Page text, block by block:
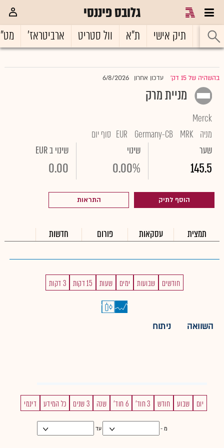
גלובס פיננסי
ראשי תיק אישי ת"א וול סטריט ארביטראז'
בהשהיה של 15 דק' עדכון אחרון 6/8/2026
מניית מרק
Merck
מניה MRK
Germany-CB
EUR סוף יום
שער
145.5
שינוי
0.00%
שינוי ב EUR
0.00
הוסף לתיק התראות
תמצית עסקאות פורום חדשות
חודשים שבועות ימים שעות 15 דקות 3 דקות
השוואה ניתוח
יום שבוע חודש 3 חוד' 6 חוד' שנה 3 שנים כל המידע דינמי
מ - עד